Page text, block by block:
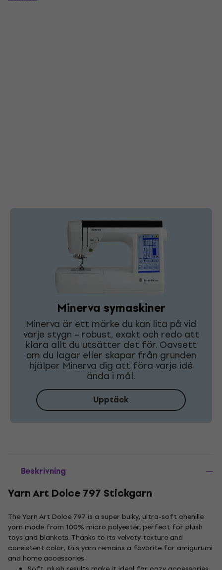
cozy accessories and toys. Micro polyester ensures easy...
Minerva symaskiner
Minerva är ett märke du kan lita på vid
varje stygn – robust, exakt och redo att
klara allt du utsätter det för. Oavsett
om du lagar eller skapar från grunden
hjälper Minerva dig att föra varje idé
ända i mål.
Upptäck
Beskrivning
Yarn Art Dolce 797 Stickgarn
The Yarn Art Dolce 797 is a super bulky, ultra-soft chenille
yarn made from 100% micro polyester, perfect for plush
toys and blankets. Thanks to its velvety texture and
consistent color, this yarn remains a favorite for amigurumi
and home accessories.